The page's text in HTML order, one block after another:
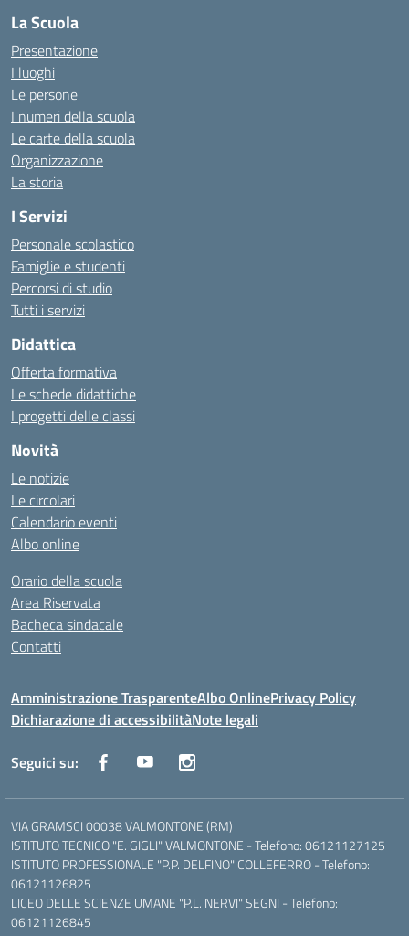
La Scuola
Presentazione
I luoghi
Le persone
I numeri della scuola
Le carte della scuola
Organizzazione
La storia
I Servizi
Personale scolastico
Famiglie e studenti
Percorsi di studio
Tutti i servizi
Didattica
Offerta formativa
Le schede didattiche
I progetti delle classi
Novità
Le notizie
Le circolari
Calendario eventi
Albo online
Orario della scuola
Area Riservata
Bacheca sindacale
Contatti
Amministrazione TrasparenteAlbo OnlinePrivacy Policy
Dichiarazione di accessibilitàNote legali
Seguici su:
VIA GRAMSCI 00038 VALMONTONE (RM)
ISTITUTO TECNICO "E. GIGLI" VALMONTONE - Telefono: 06121127125
ISTITUTO PROFESSIONALE "P.P. DELFINO" COLLEFERRO - Telefono:
06121126825
LICEO DELLE SCIENZE UMANE "P.L. NERVI" SEGNI - Telefono:
06121126845